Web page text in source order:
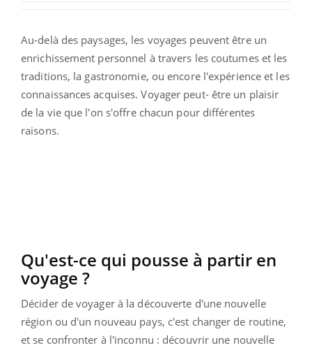
Au-delà des paysages, les voyages peuvent être un
enrichissement personnel à travers les coutumes et les
traditions, la gastronomie, ou encore l'expérience et les
connaissances acquises. Voyager peut- être un plaisir
de la vie que l'on s'offre chacun pour différentes
raisons.
Qu'est-ce qui pousse à partir en
voyage ?
Décider de voyager à la découverte d'une nouvelle
région ou d'un nouveau pays, c'est changer de routine,
et se confronter à l'inconnu : découvrir une nouvelle